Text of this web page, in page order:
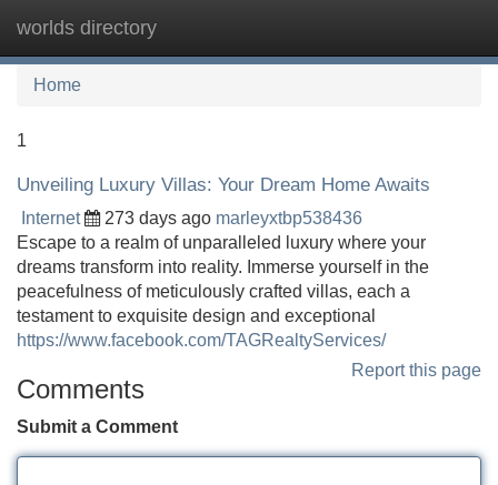
worlds directory
Home
1
Unveiling Luxury Villas: Your Dream Home Awaits
Internet 273 days ago marleyxtbp538436
Escape to a realm of unparalleled luxury where your
dreams transform into reality. Immerse yourself in the
peacefulness of meticulously crafted villas, each a
testament to exquisite design and exceptional
https://www.facebook.com/TAGRealtyServices/
Report this page
Comments
Submit a Comment